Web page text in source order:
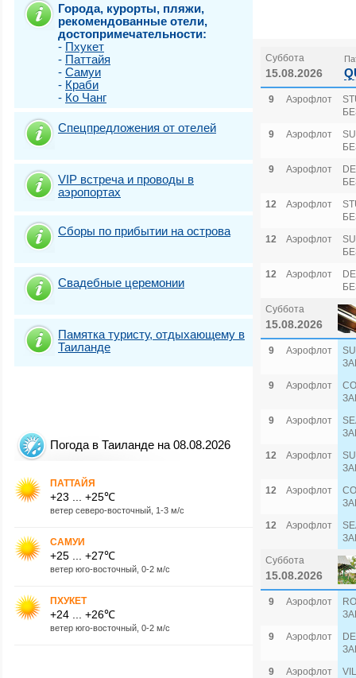
Города, курорты, пляжи,
рекомендованные отели,
достопримечательности:
- Пхукет
- Паттайя
- Самуи
- Краби
- Ко Чанг
Спецпредложения от отелей
VIP встреча и проводы в
аэропортах
Сборы по прибытии на острова
Свадебные церемонии
Памятка туристу, отдыхающему в
Таиланде
Погода в Таиланде на 08.08.2026
ПАТТАЙЯ
+23 ... +25℃
ветер северо-восточный, 1-3 м/с
САМУИ
+25 ... +27℃
ветер юго-восточный, 0-2 м/с
ПХУКЕТ
+24 ... +26℃
ветер юго-восточный, 0-2 м/с
Суббота
15.08.2026
9 Аэрофлот
9
Аэрофлот
9
Аэрофлот
12
Аэрофлот
12
Аэрофлот
12
Аэрофлот
Суббота
15.08.2026
9 Аэрофлот
9
Аэрофлот
9
Аэрофлот
12
Аэрофлот
12
Аэрофлот
12
Аэрофлот
Суббота
15.08.2026
9 Аэрофлот
9
Аэрофлот
9
Аэрофлот